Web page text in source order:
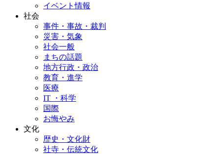
イベント情報
社会
事件・事故・裁判
災害・気象
社会一般
まちの話題
地方行政・政治
教育・進学
医療
IT ・科学
国際
お悔やみ
文化
歴史・文化財
社寺・伝統文化